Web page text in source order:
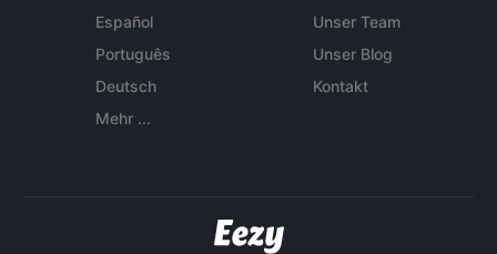
Español
Português
Deutsch
Mehr ...
Unser Team
Unser Blog
Kontakt